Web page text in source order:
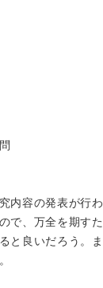
内容の発表が行
で、万全を期す
と良いだろう。